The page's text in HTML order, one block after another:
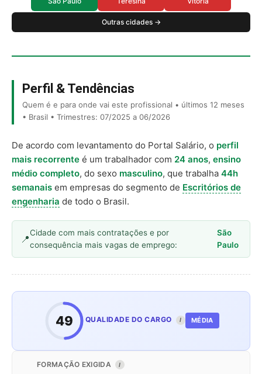
Outras cidades →
Perfil & Tendências
Quem é e para onde vai este profissional • últimos 12 meses
• Brasil • Trimestres: 07/2025 a 06/2026
De acordo com levantamento do Portal Salário, o perfil
mais recorrente é um trabalhador com 24 anos, ensino
médio completo, do sexo masculino, que trabalha 44h
semanais em empresas do segmento de Escritórios de
engenharia de todo o Brasil.
Cidade com mais contratações e por
consequência mais vagas de emprego:
São
Paulo
49 QUALIDADE DO CARGO I MÉDIA
FORMAÇÃO EXIGIDA I